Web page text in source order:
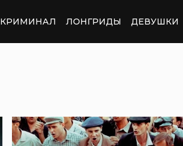
КРИМИНАЛ ЛОНГРИДЫ ДЕВУШКИ